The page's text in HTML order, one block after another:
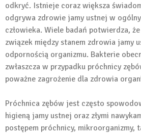
odkryć. Istnieje coraz większa
odgrywa zdrowie jamy ustnej w
człowieka. Wiele badań potwierdza,
związek między stanem zdrowia jamy
odpornością organizmu. Bakterie
zwłaszcza w przypadku próchnicy
poważne zagrożenie dla zdrowia
Próchnica zębów jest często
higieną jamy ustnej oraz złymi
postępem próchnicy, mikroorganizmy,